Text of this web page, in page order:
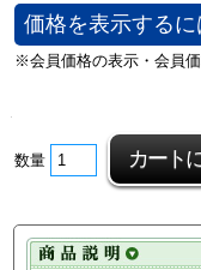
価格を表示する
数量